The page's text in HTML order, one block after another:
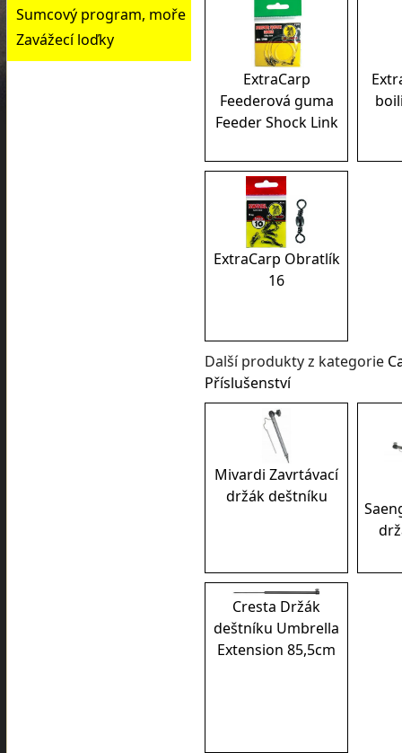
Sumcový program, moře
Zavážecí loďky
ExtraCarp
Feederová guma
Feeder Shock Link
ExtraCarp Obratlík
16
Další produkty z kategorie
Příslušenství
Mivardi Zavrtávací
držák deštníku
Cresta Držák
deštníku Umbrella
Extension 85,5cm